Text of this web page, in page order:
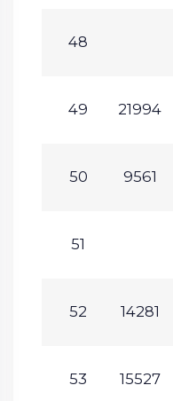
48
49 21994
50 9561
51
52 14281
53 15527